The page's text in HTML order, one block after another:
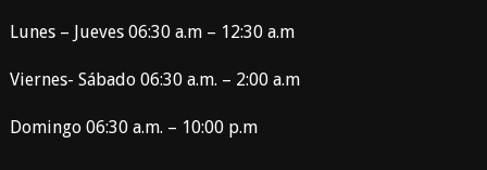
Lunes – Jueves 06:30 a.m – 12:30 a.m
Viernes- Sábado 06:30 a.m. – 2:00 a.m
Domingo 06:30 a.m. – 10:00 p.m